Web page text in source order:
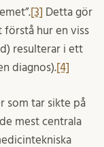
[3] Detta gör
hur en viss
resulterar i ett
diagnos).[4]
som tar sikte på
mest centrala